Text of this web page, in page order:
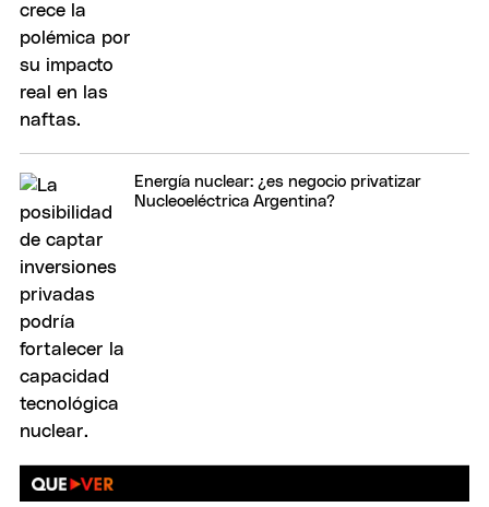
Energía nuclear: ¿es negocio privatizar
Nucleoeléctrica Argentina?